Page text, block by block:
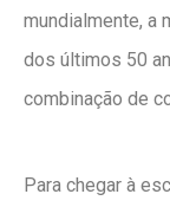
mundialmente, a
dos últimos 50
combinação de
Para chegar à